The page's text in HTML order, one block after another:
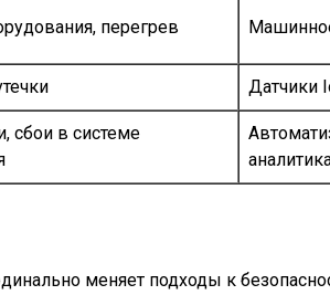
перегрев
Датчики
сбои в системе
меняет подходы к